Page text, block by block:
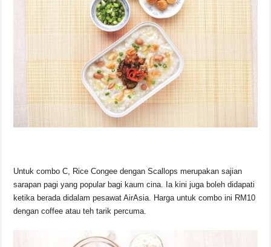
Untuk combo C, Rice Congee dengan Scallops merupakan sajian
sarapan pagi yang popular bagi kaum cina. Ia kini juga boleh didapati
ketika berada didalam pesawat AirAsia. Harga untuk combo ini RM10
dengan coffee atau teh tarik percuma.